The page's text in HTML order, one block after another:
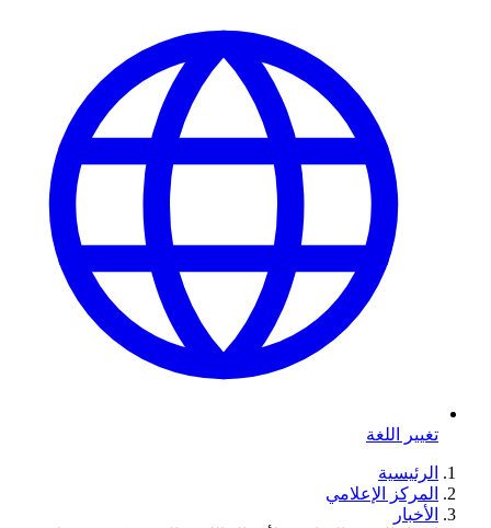
تغيير اللغة
الرئيسية
المركز الإعلامي
الأخبار